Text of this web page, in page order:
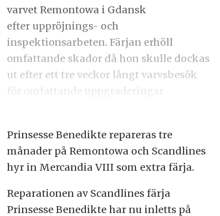
varvet Remontowa i Gdansk
efter uppröjnings- och
inspektionsarbeten. Färjan erhöll
omfattande skador då hon skulle dockas
ut efter ett tre veckor långt varvsbesök
för omfattande uppgraderingar.
Prinsesse Benedikte repareras tre
månader på Remontowa och Scandlines
hyr in Mercandia VIII som extra färja.
Reparationen av Scandlines färja
Prinsesse Benedikte har nu inletts på